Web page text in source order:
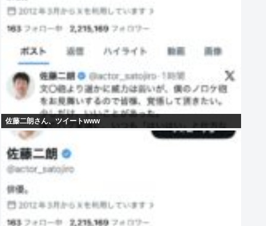
佐藤二朗さん、ツイートwww